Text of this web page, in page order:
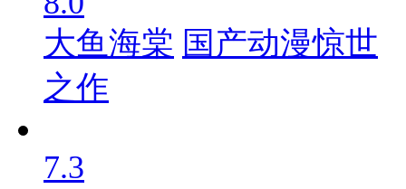
大鱼海棠 国产动漫惊世
之作
7.3